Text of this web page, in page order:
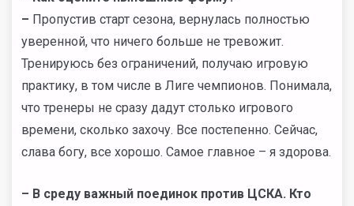
– Пропустив старт сезона, вернулась полностью
уверенной, что ничего больше не тревожит.
Тренируюсь без ограничений, получаю игровую
практику, в том числе в Лиге чемпионов. Понимала,
что тренеры не сразу дадут столько игрового
времени, сколько захочу. Все постепенно. Сейчас,
слава богу, все хорошо. Самое главное – я здорова.
– В среду важный поединок против ЦСКА. Кто